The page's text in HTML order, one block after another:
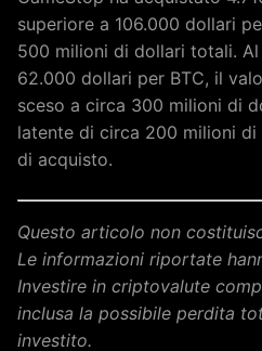
superiore a 106.000 dollari
500 milioni di dollari totali.
62.000 dollari per BTC, il
sceso a circa 300 milioni di
latente di circa 200 milioni
di acquisto.
Questo articolo non
Le informazioni riportate
Investire in criptovalute
inclusa la possibile perdita
investito.